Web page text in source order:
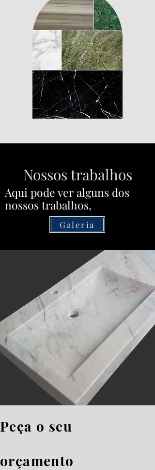
Nossos trabalhos
Aqui pode ver alguns dos
nossos trabalhos,
Galeria
Peça o seu
orçamento